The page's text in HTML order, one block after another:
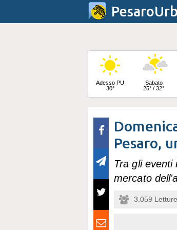
Adesso PU
30°
Sabato
25° / 32°
Lunedì
24° / 33°
Pesaro,
Tra gli
mercato
3.059 Letture